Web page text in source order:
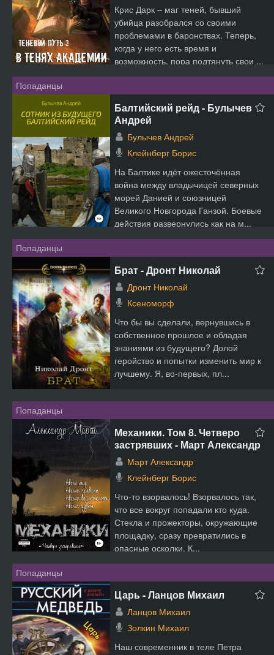
Крис Дарк – маг теней, бывший
убийца разобрался со своими
проблемами в баронствах. Теперь,
когда у него есть время и
возможность, пора подтянуть свои ...
Попаданцы
Балтийский рейд - Булычев
Андрей
Булычев Андрей
Клейнберг Борис
На Балтике идёт ожесточённая
война между владычицей северных
морей Данией и союзницей
Великого Новгорода Ганзой. Боевые
действия развернулись как на м...
Попаданцы
Брат - Дронт Николай
Дронт Николай
Ксеноморф
Что бы вы сделали, вернувшись в
собственное прошлое и обладая
знаниями из будущего? Долой
геройство и попытки изменить мир к
лучшему. Я, во-первых, пл...
Попаданцы
Механики. Том 8. Четверо
застрявших - Март Александр
Март Александр
Клейнберг Борис
Что-то взорвалось! Взорвалось так,
что все вокруг попадали кто куда.
Стекла и прожекторы, окружающие
площадку, сразу превратились в
опасные осколки. К...
Попаданцы
Царь - Ланцов Михаил
Ланцов Михаил
Золкин Михаил
Наш современник в теле Петра